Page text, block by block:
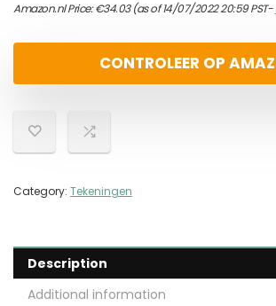
Amazon.nl Price:€34.03(as of 14/07/2022 20:59 PST-
CONTROLEER OP
Category: Tekeningen
Description
Additional information